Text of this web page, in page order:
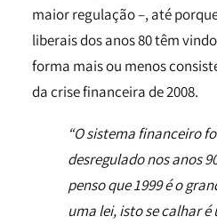
maior regulação –, até
liberais dos anos 80 têm
forma mais ou menos
da crise financeira de 2008.
“O sistema financeiro
desregulado nos anos
penso que 1999 é o
uma lei, isto se calhar